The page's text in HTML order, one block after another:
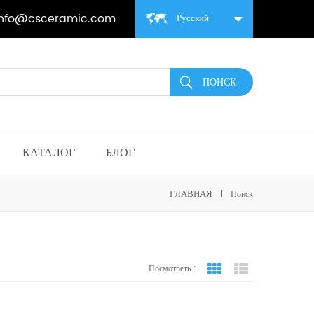
Русский
КАТАЛОГ БЛОГ
ГЛАВНАЯ Поиск
Посмотреть : вид сетки